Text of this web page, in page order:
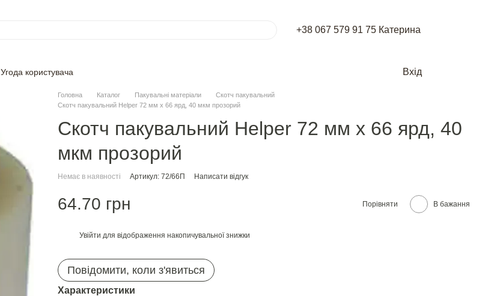
+38 067 579 91 75 Катерина
Угода користувача Вхід
Головна Каталог Пакувальні матеріали
Скотч пакувальний
Скотч пакувальний Helper 72 мм х 66 ярд, 40 мкм прозорий
Скотч пакувальний Helper 72 мм х 66 ярд, 40
мкм прозорий
Немає в наявності Артикул: 72/66П Написати відгук
64.70 грн Порівняти В бажання
Увійти для відображення накопичувальної знижки
Повідомити, коли з'явиться
Характеристики